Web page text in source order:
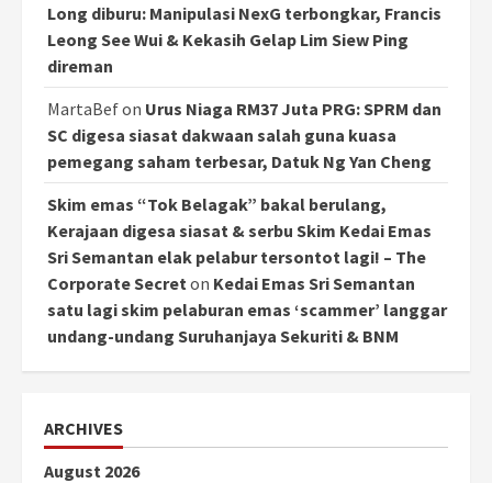
Long diburu: Manipulasi NexG terbongkar, Francis
Leong See Wui & Kekasih Gelap Lim Siew Ping
direman
MartaBefon Urus Niaga RM37 Juta PRG: SPRM dan
SC digesa siasat dakwaan salah guna kuasa
pemegang saham terbesar, Datuk Ng Yan Cheng
Skim emas “Tok Belagak” bakal berulang,
Kerajaan digesa siasat & serbu Skim Kedai Emas
Sri Semantan elak pelabur tersontot lagi! – The
Corporate Secret on Kedai Emas Sri Semantan
satu lagi skim pelaburan emas ‘scammer’ langgar
undang-undang Suruhanjaya Sekuriti & BNM
ARCHIVES
August 2026